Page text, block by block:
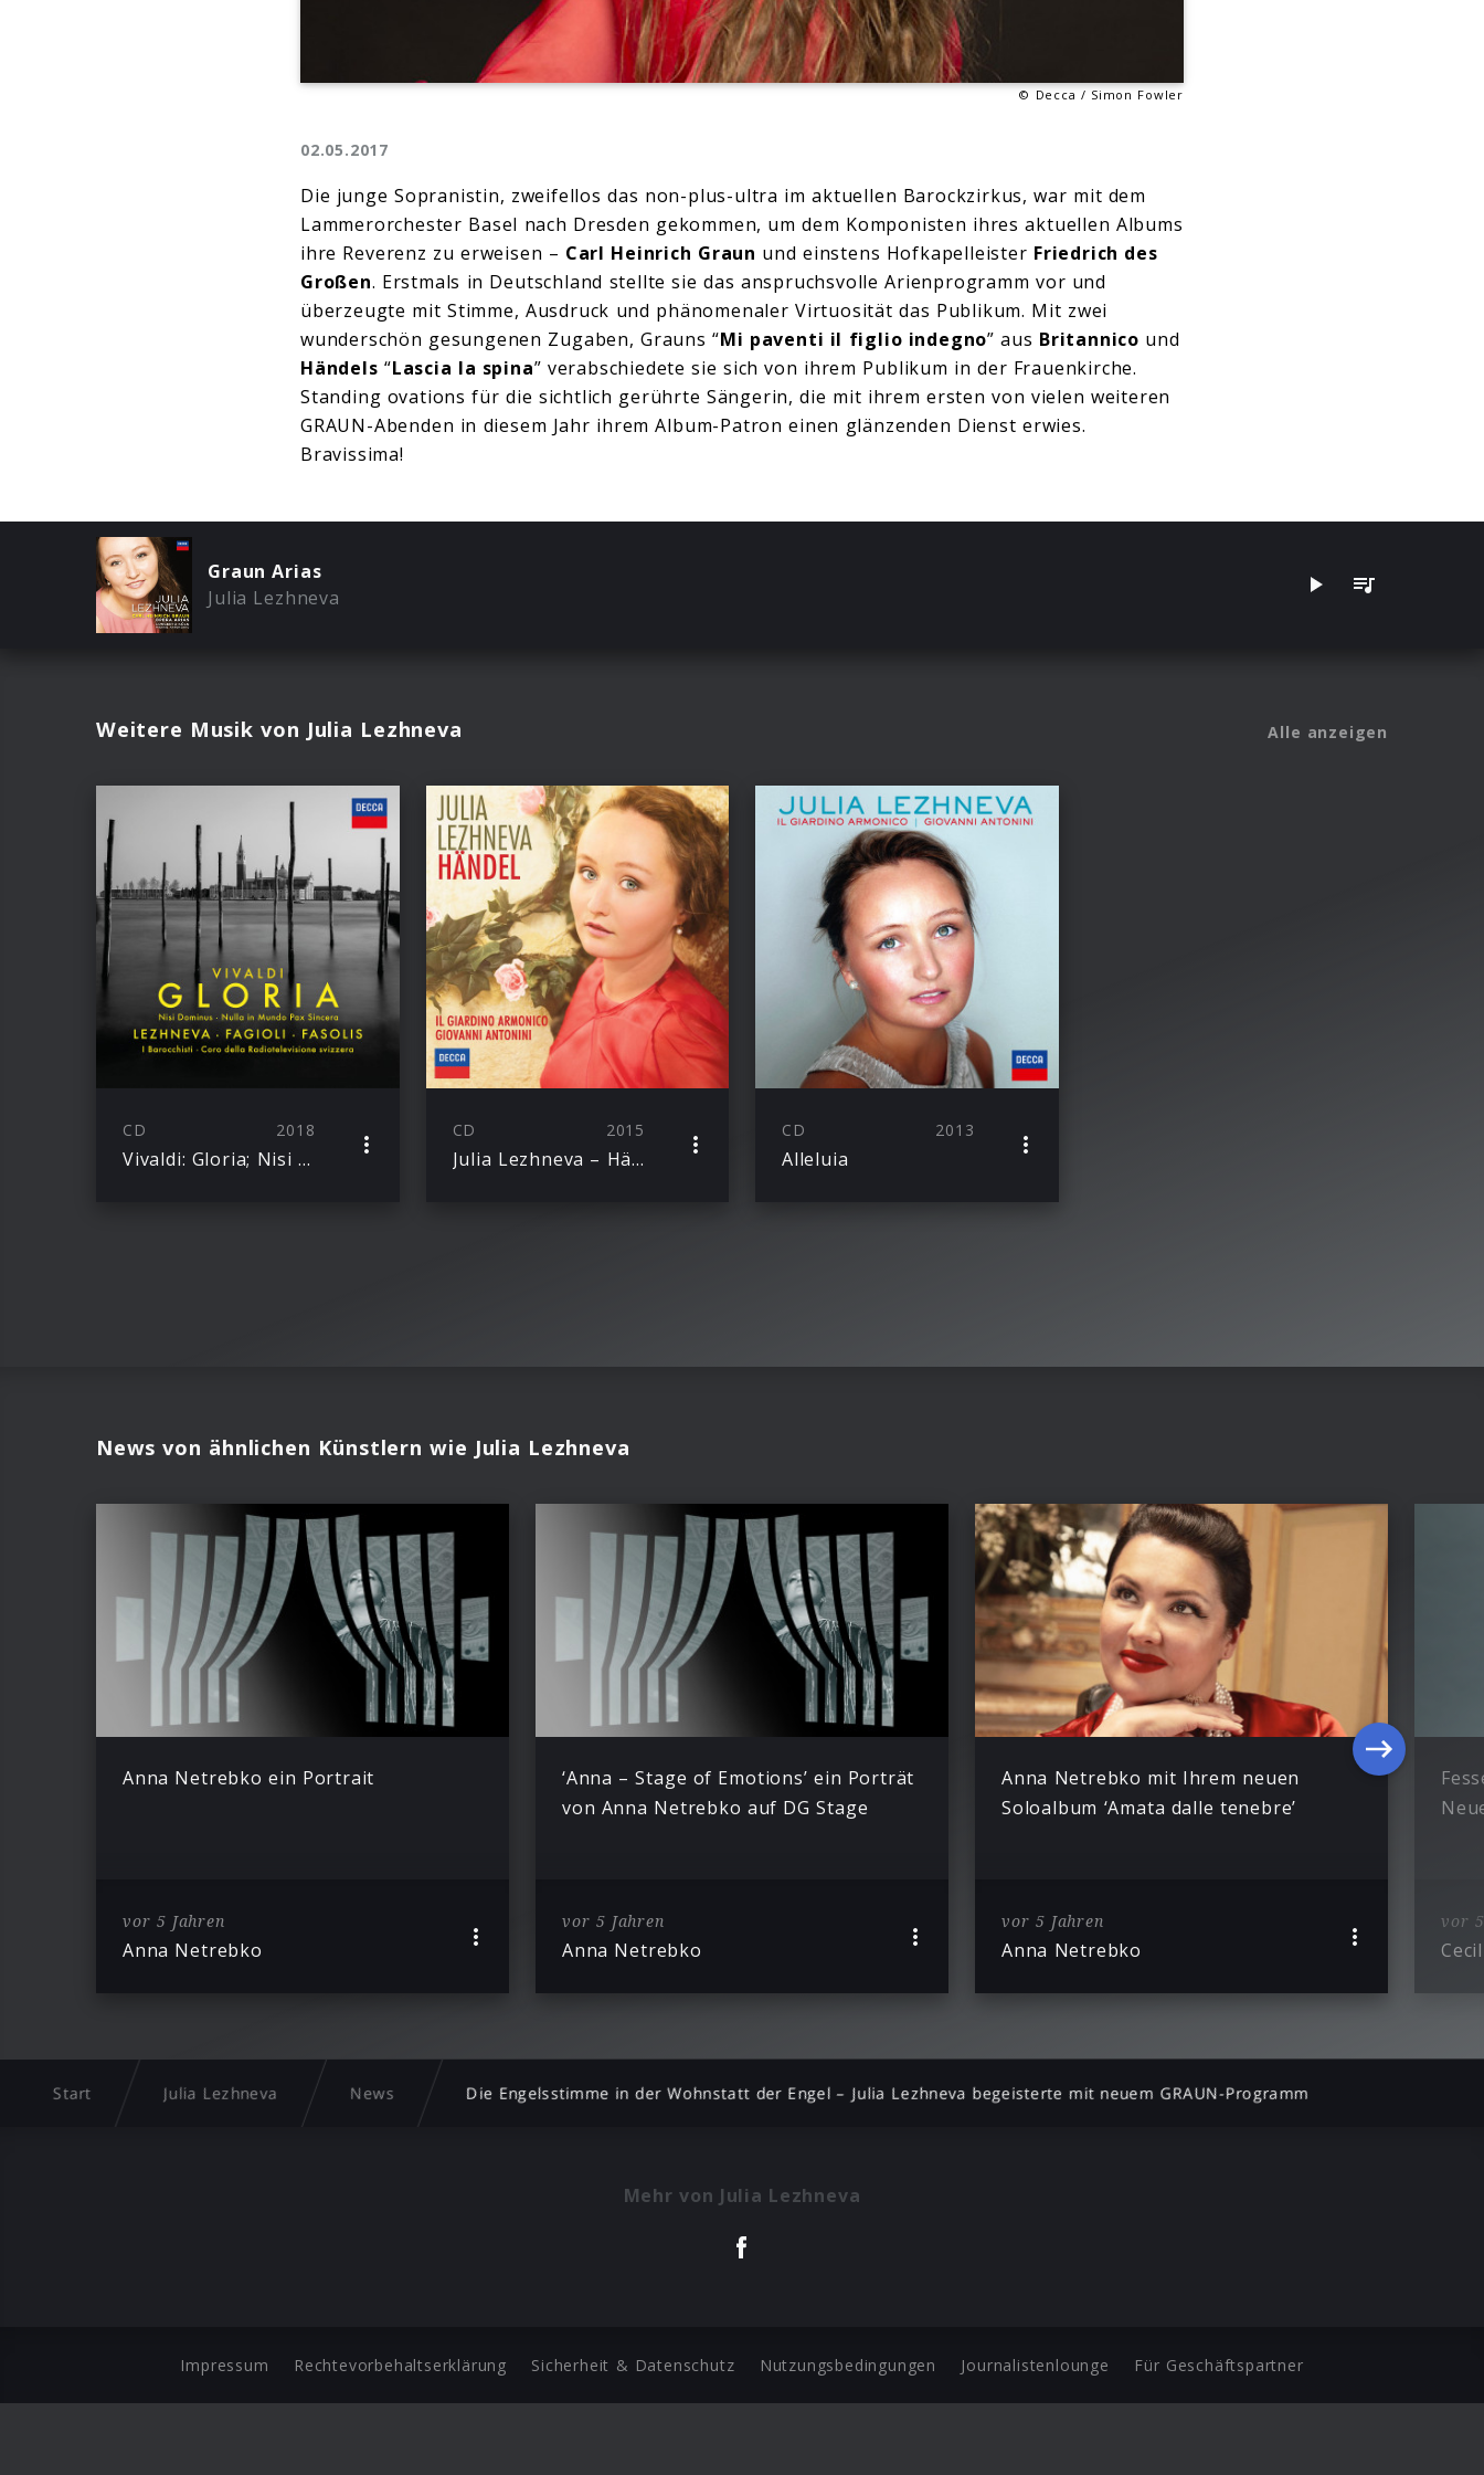
© Decca / Simon Fowler
02.05.2017
Die junge Sopranistin, zweifellos das non-plus-ultra im aktuellen Barockzirkus, war mit dem
Lammerorchester Basel nach Dresden gekommen, um dem Komponisten ihres aktuellen Albums
ihre Reverenz zu erweisen – Carl Heinrich Graun und einstens Hofkapelleister Friedrich des
Großen. Erstmals in Deutschland stellte sie das anspruchsvolle Arienprogramm vor und
überzeugte mit Stimme, Ausdruck und phänomenaler Virtuosität das Publikum. Mit zwei
wunderschön gesungenen Zugaben, Grauns “Mi paventi il figlio indegno” aus Britannico und
Händels “Lascia la spina” verabschiedete sie sich von ihrem Publikum in der Frauenkirche.
Standing ovations für die sichtlich gerührte Sängerin, die mit ihrem ersten von vielen weiteren
GRAUN-Abenden in diesem Jahr ihrem Album-Patron einen glänzenden Dienst erwies.
Bravissima!
Graun Arias
Julia Lezhneva
Weitere Musik von Julia Lezhneva Alle anzeigen
CD 2018
Vivaldi: Gloria; Nisi Dominus; Nulla in mundo pax
CD 2015
Julia Lezhneva – Händel
CD 2013
Alleluia
News von ähnlichen Künstlern wie Julia Lezhneva
Anna Netrebko ein Portrait
vor 5 Jahren
Anna Netrebko
‘Anna – Stage of Emotions’ ein Porträt
von Anna Netrebko auf DG Stage
vor 5 Jahren
Anna Netrebko
Anna Netrebko mit Ihrem neuen
Soloalbum ‘Amata dalle tenebre’
vor 5 Jahren
Anna Netrebko
vor
Start Julia Lezhneva News Die Engelsstimme in der Wohnstatt der Engel – Julia Lezhneva begeisterte mit neuem GRAUN-Programm
Mehr von Julia Lezhneva
Impressum Rechtevorbehaltserklärung Sicherheit & Datenschutz Nutzungsbedingungen Journalistenlounge Für Geschäftspartner